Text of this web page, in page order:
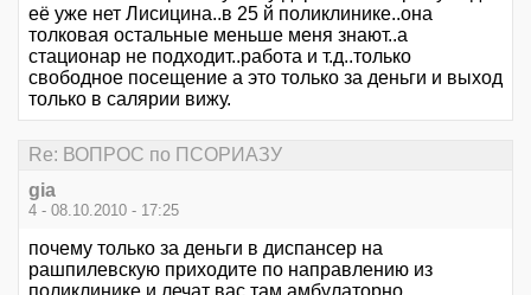
её уже нет Лисицина..в 25 й поликлинике..она
толковая остальные меньше меня знают..а
стационар не подходит..работа и т.д..только
свободное посещение а это только за деньги и выход
только в салярии вижу.
Re: ВОПРОС по ПСОРИАЗУ
gia
4 - 08.10.2010 - 17:25
почему только за деньги в диспансер на
рашпилевскую приходите по направлению из